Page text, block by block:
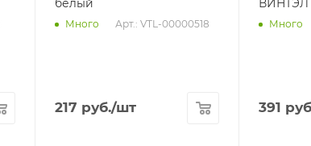
белый
Много Арт.: VTL-00000518
217 руб./шт
ВИНТЭЛ
Много
391